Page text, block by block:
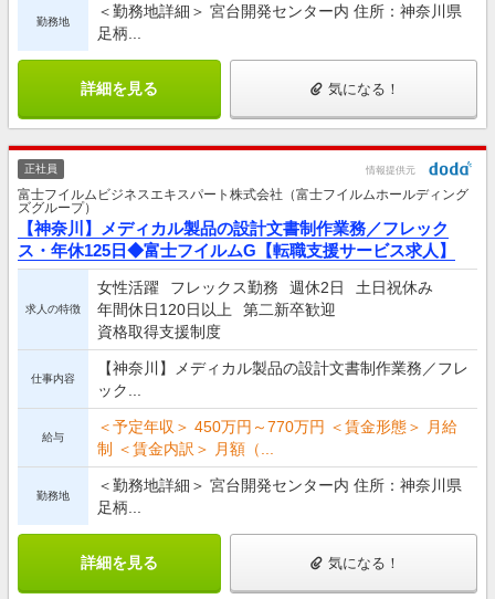
勤務地
＜勤務地詳細＞ 宮台開発センター内 住所：神奈川県
足柄...
詳細を見る 気になる！
正社員 情報提供元
富士フイルムビジネスエキスパート株式会社（富士フイルムホールディング
ズグループ）
【神奈川】メディカル製品の設計文書制作業務／フレック
ス・年休125日◆富士フイルムG【転職支援サービス求人】
求人の特徴
女性活躍 フレックス勤務 週休2日
土日祝休み
年間休日120日以上
第二新卒歓迎
資格取得支援制度
仕事内容
【神奈川】メディカル製品の設計文書制作業務／フレ
ック...
給与
＜予定年収＞ 450万円～770万円 ＜賃金形態＞ 月給
制 ＜賃金内訳＞ 月額（...
勤務地
＜勤務地詳細＞ 宮台開発センター内 住所：神奈川県
足柄...
詳細を見る 気になる！